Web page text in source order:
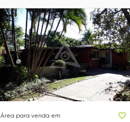
Área para venda em